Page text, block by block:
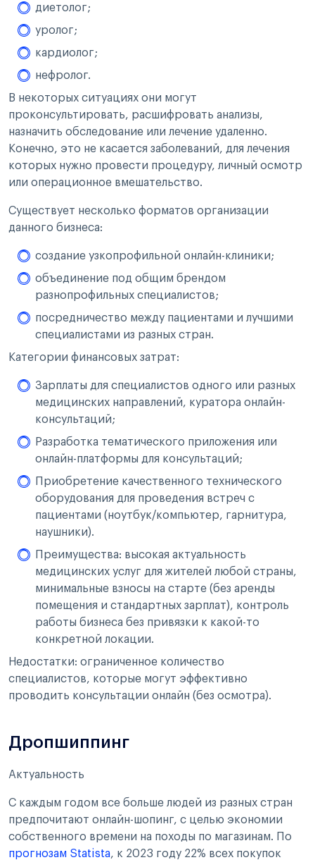
диетолог;
уролог;
кардиолог;
нефролог.
В некоторых ситуациях они могут
проконсультировать, расшифровать анализы,
назначить обследование или лечение удаленно.
Конечно, это не касается заболеваний, для лечения
которых нужно провести процедуру, личный осмотр
или операционное вмешательство.
Существует несколько форматов организации
данного бизнеса:
создание узкопрофильной онлайн-клиники;
объединение под общим брендом
разнопрофильных специалистов;
посредничество между пациентами и лучшими
специалистами из разных стран.
Категории финансовых затрат:
Зарплаты для специалистов одного или разных
медицинских направлений, куратора онлайн-
консультаций;
Разработка тематического приложения или
онлайн-платформы для консультаций;
Приобретение качественного технического
оборудования для проведения встреч с
пациентами (ноутбук/компьютер, гарнитура,
наушники).
Преимущества: высокая актуальность
медицинских услуг для жителей любой страны,
минимальные взносы на старте (без аренды
помещения и стандартных зарплат), контроль
работы бизнеса без привязки к какой-то
конкретной локации.
Недостатки: ограниченное количество
специалистов, которые могут эффективно
проводить консультации онлайн (без осмотра).
Дропшиппинг
Актуальность
С каждым годом все больше людей из разных стран
предпочитают онлайн-шопинг, с целью экономии
собственного времени на походы по магазинам. По
прогнозам Statista, к 2023 году 22% всех покупок